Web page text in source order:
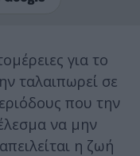
για το
ταλαιπωρεί σε
που την
να μην
η ζωή